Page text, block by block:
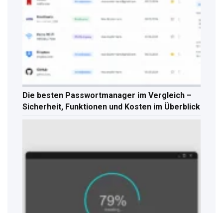
Die besten Passwortmanager im Vergleich –
Sicherheit, Funktionen und Kosten im Überblick